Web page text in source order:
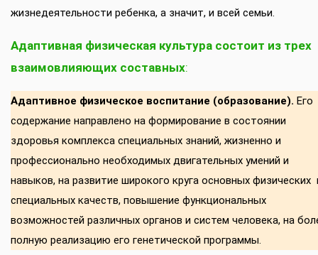
жизнедеятельности ребенка, а значит, и всей семьи.
Адаптивная физическая культура состоит из трех
взаимовлияющих составных:
Адаптивное физическое воспитание (образование). Его
содержание направлено на формирование в состоянии
здоровья комплекса специальных знаний, жизненно и
профессионально необходимых двигательных умений и
навыков, на развитие широкого круга основных физических
специальных качеств, повышение функциональных
возможностей различных органов и систем человека, на
полную реализацию его генетической программы.